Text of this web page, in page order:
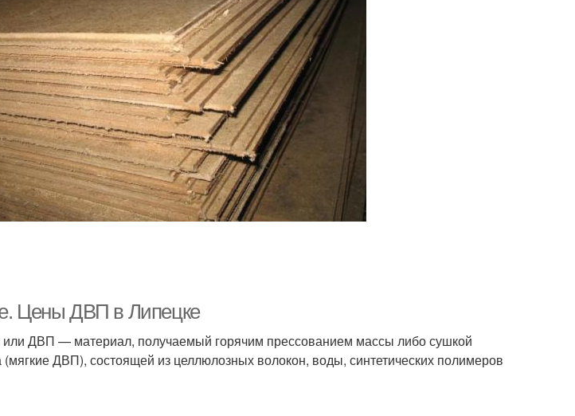
Цены ДВП в Липецке
ДВП — материал, получаемый горячим прессованием массы либо сушкой
(мягкие ДВП), состоящей из целлюлозных волокон, воды, синтетических полимеров